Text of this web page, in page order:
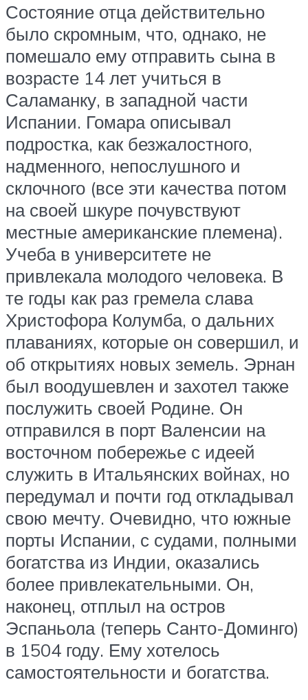
Состояние отца действительно
было скромным, что, однако, не
помешало ему отправить сына в
возрасте 14 лет учиться в
Саламанку, в западной части
Испании. Гомара описывал
подростка, как безжалостного,
надменного, непослушного и
склочного (все эти качества потом
на своей шкуре почувствуют
местные американские племена).
Учеба в университете не
привлекала молодого человека. В
те годы как раз гремела слава
Христофора Колумба, о дальних
плаваниях, которые он совершил, и
об открытиях новых земель. Эрнан
был воодушевлен и захотел также
послужить своей Родине. Он
отправился в порт Валенсии на
восточном побережье с идеей
служить в Итальянских войнах, но
передумал и почти год откладывал
свою мечту. Очевидно, что южные
порты Испании, с судами, полными
богатства из Индии, оказались
более привлекательными. Он,
наконец, отплыл на остров
Эспаньола (теперь Санто-Доминго)
в 1504 году. Ему хотелось
самостоятельности и богатства.